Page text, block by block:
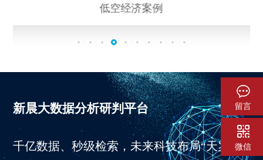
低空经济案例
新晨大数据分析研判平台
千亿数据、秒级检索，未来科技布局“天罗地
留言
微信